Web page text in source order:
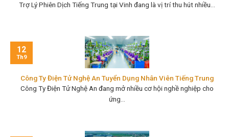
Trợ Lý Phiên Dịch Tiếng Trung tại Vinh đang là vị trí thu hút nhiều...
Công Ty Điện Tử Nghệ An Tuyển Dụng Nhân Viên Tiếng Trung
Công Ty Điện Tử Nghệ An đang mở nhiều cơ hội nghề nghiệp cho
ứng...
12
Th9